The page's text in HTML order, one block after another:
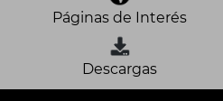
Páginas de Interés
Descargas